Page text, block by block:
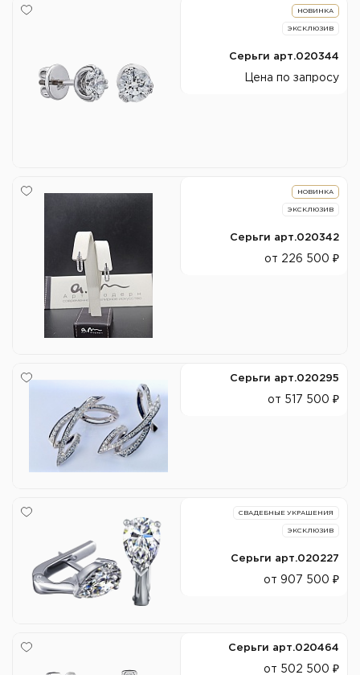
НОВИНКА
ЭКСКЛЮЗИВ
Серьги арт.020344
Цена по запросу
НОВИНКА
ЭКСКЛЮЗИВ
Серьги арт.020342
от 226 500 ₽
Серьги арт.020295
от 517 500 ₽
СВАДЕБНЫЕ УКРАШЕНИЯ
ЭКСКЛЮЗИВ
Серьги арт.020227
от 907 500 ₽
Серьги арт.020464
от 502 500 ₽